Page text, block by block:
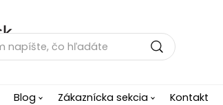
Blog Zákaznícka sekcia Kontakt